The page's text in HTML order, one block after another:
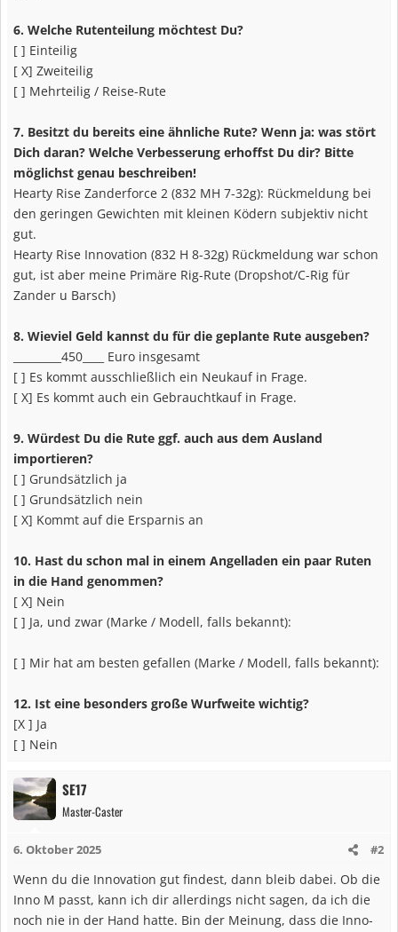
6. Welche Rutenteilung möchtest Du?
[ ] Einteilig
[ X] Zweiteilig
[ ] Mehrteilig / Reise-Rute
7. Besitzt du bereits eine ähnliche Rute? Wenn ja: was stört
Dich daran? Welche Verbesserung erhoffst Du dir? Bitte
möglichst genau beschreiben!
Hearty Rise Zanderforce 2 (832 MH 7-32g): Rückmeldung bei
den geringen Gewichten mit kleinen Ködern subjektiv nicht
gut.
Hearty Rise Innovation (832 H 8-32g) Rückmeldung war schon
gut, ist aber meine Primäre Rig-Rute (Dropshot/C-Rig für
Zander u Barsch)
8. Wieviel Geld kannst du für die geplante Rute ausgeben?
_________450____ Euro insgesamt
[ ] Es kommt ausschließlich ein Neukauf in Frage.
[ X] Es kommt auch ein Gebrauchtkauf in Frage.
9. Würdest Du die Rute ggf. auch aus dem Ausland
importieren?
[ ] Grundsätzlich ja
[ ] Grundsätzlich nein
[ X] Kommt auf die Ersparnis an
10. Hast du schon mal in einem Angelladen ein paar Ruten
in die Hand genommen?
[ X] Nein
[ ] Ja, und zwar (Marke / Modell, falls bekannt):
[ ] Mir hat am besten gefallen (Marke / Modell, falls bekannt):
12. Ist eine besonders große Wurfweite wichtig?
[X ] Ja
[ ] Nein
SE17
Master-Caster
6. Oktober 2025 #2
Wenn du die Innovation gut findest, dann bleib dabei. Ob die
Inno M passt, kann ich dir allerdings nicht sagen, da ich die
noch nie in der Hand hatte. Bin der Meinung, dass die Inno-